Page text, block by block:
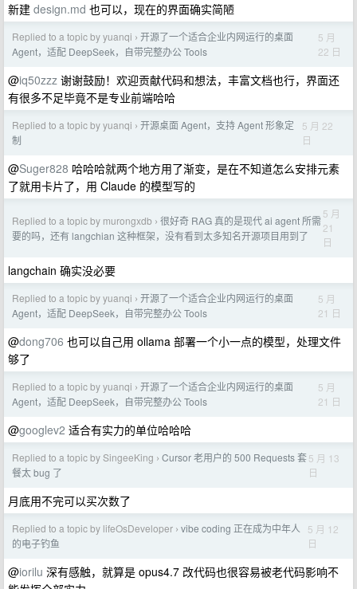
新建 design.md 也可以，现在的界面确实简陋
Replied to a topic by yuanqi › 开源了一个适合企业内网运行的桌面
Agent，适配 DeepSeek，自带完整办公 Tools
5 月
22 日
@iq50zzz 谢谢鼓励！欢迎贡献代码和想法，丰富文档也行，界面还
有很多不足毕竟不是专业前端哈哈
Replied to a topic by yuanqi › 开源桌面 Agent，支持 Agent 形象定
制
5 月 22
日
@Suger828 哈哈哈就两个地方用了渐变，是在不知道怎么安排元素
了就用卡片了，用 Claude 的模型写的
Replied to a topic by murongxdb › 很好奇 RAG 真的是现代 ai agent 所需
要的吗，还有 langchian 这种框架，没有看到太多知名开源项目用到了
5 月
21
日
langchain 确实没必要
Replied to a topic by yuanqi › 开源了一个适合企业内网运行的桌面
Agent，适配 DeepSeek，自带完整办公 Tools
5 月
21 日
@dong706 也可以自己用 ollama 部署一个小一点的模型，处理文件
够了
Replied to a topic by yuanqi › 开源了一个适合企业内网运行的桌面
Agent，适配 DeepSeek，自带完整办公 Tools
5 月
21 日
@googlev2 适合有实力的单位哈哈哈
Replied to a topic by SingeeKing › Cursor 老用户的 500 Requests 套
餐太 bug 了
5 月 13
日
月底用不完可以买次数了
Replied to a topic by lifeOsDeveloper › vibe coding 正在成为中年人
的电子钓鱼
5 月 12
日
@iorilu 深有感触，就算是 opus4.7 改代码也很容易被老代码影响不